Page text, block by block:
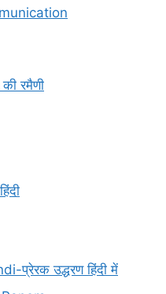
रमैणी
प्रेरक उद्धरण हिंदी में